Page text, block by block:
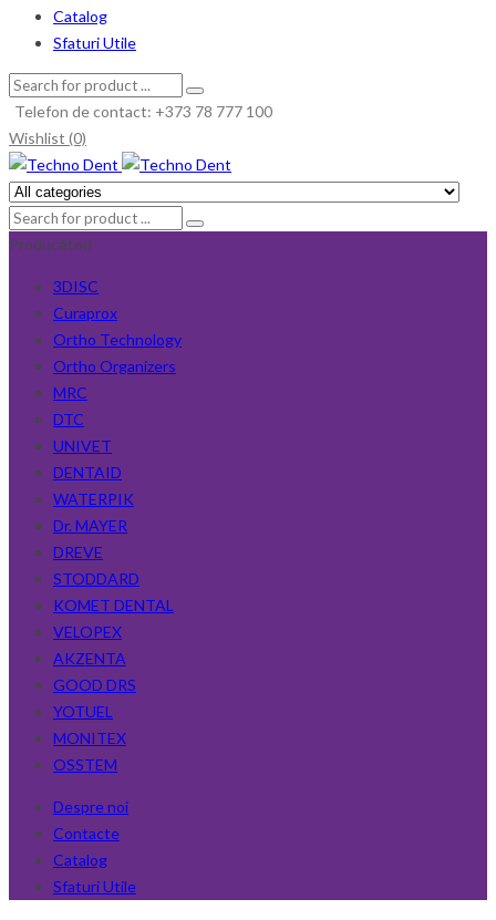
Catalog
Sfaturi Utile
Telefon de contact: +373 78 777 100
Wishlist (0)
Producători
3DISC
Curaprox
Ortho Technology
Ortho Organizers
MRC
DTC
UNIVET
DENTAID
WATERPIK
Dr. MAYER
DREVE
STODDARD
KOMET DENTAL
VELOPEX
AKZENTA
GOOD DRS
YOTUEL
MONITEX
OSSTEM
Despre noi
Contacte
Catalog
Sfaturi Utile